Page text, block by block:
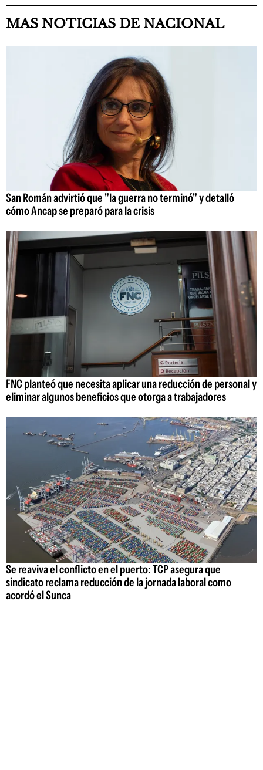
MAS NOTICIAS DE NACIONAL
San Román advirtió que "la guerra no terminó" y detalló
cómo Ancap se preparó para la crisis
FNC planteó que necesita aplicar una reducción de personal y
eliminar algunos beneficios que otorga a trabajadores
Se reaviva el conflicto en el puerto: TCP asegura que
sindicato reclama reducción de la jornada laboral como
acordó el Sunca